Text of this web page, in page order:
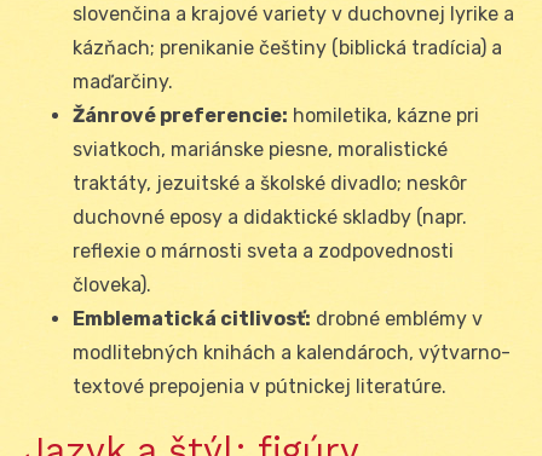
slovenčina a krajové variety v duchovnej lyrike a
kázňach; prenikanie češtiny (biblická tradícia) a
maďarčiny.
Žánrové preferencie: homiletika, kázne pri
sviatkoch, mariánske piesne, moralistické
traktáty, jezuitské a školské divadlo; neskôr
duchovné eposy a didaktické skladby (napr.
reflexie o márnosti sveta a zodpovednosti
človeka).
Emblematická citlivosť: drobné emblémy v
modlitebných knihách a kalendároch, výtvarno-
textové prepojenia v pútnickej literatúre.